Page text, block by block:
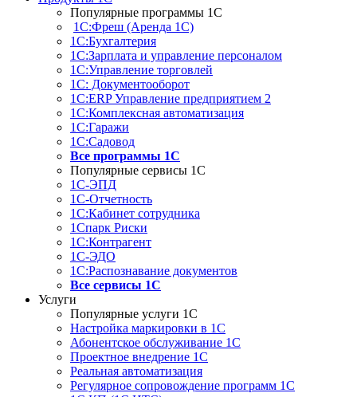
Популярные программы 1С
1С:Фреш (Аренда 1С)
1С:Бухгалтерия
1С:Зарплата и управление персоналом
1С:Управление торговлей
1С: Документооборот
1С:ERP Управление предприятием 2
1С:Комплексная автоматизация
1С:Гаражи
1С:Садовод
Все программы 1С
Популярные сервисы 1С
1С-ЭПД
1С-Отчетность
1С:Кабинет сотрудника
1Спарк Риски
1С:Контрагент
1С-ЭДО
1С:Распознавание документов
Все сервисы 1С
Услуги
Популярные услуги 1С
Настройка маркировки в 1С
Абонентское обслуживание 1С
Проектное внедрение 1С
Реальная автоматизация
Регулярное сопровождение программ 1С